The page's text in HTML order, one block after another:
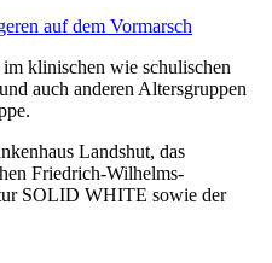
auf dem Vormarsch
klinischen wie schulischen
auch anderen Altersgruppen
Landshut, das
Friedrich-Wilhelms-
SOLID WHITE sowie der